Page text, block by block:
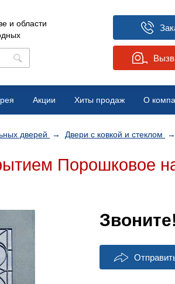
и области
Акции Хиты продаж О
Новости
дверей → Двери с ковкой и стеклом →
Порошковое